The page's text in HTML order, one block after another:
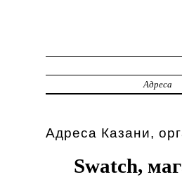
Адреса
Адреса Казани,
Swatch,